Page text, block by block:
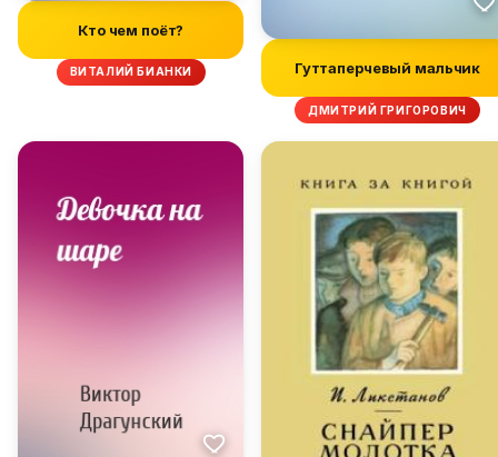
Кто чем поёт?
ВИТАЛИЙ БИАНКИ Гуттаперчевый мальчик
ДМИТРИЙ ГРИГОРОВИЧ